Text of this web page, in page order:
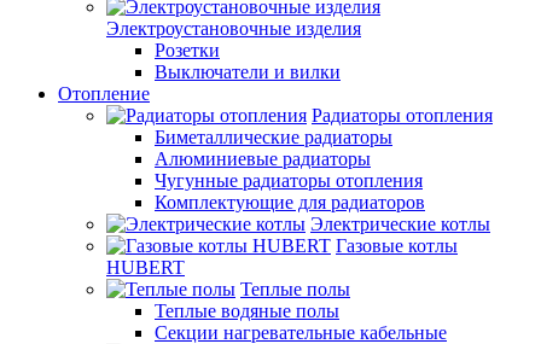
Электроустановочные изделия
Розетки
Выключатели и вилки
Отопление
Радиаторы отопления
Биметаллические радиаторы
Алюминиевые радиаторы
Чугунные радиаторы отопления
Комплектующие для радиаторов
Электрические котлы
Газовые котлы
HUBERT
Теплые полы
Теплые водяные полы
Секции нагревательные кабельные